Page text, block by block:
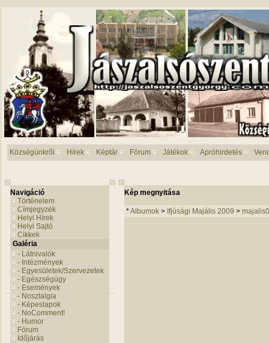
Községünkről Hírek Képtár Fórum Játékok Apróhirdetés
Navigáció
Történelem
Címjegyzék
Helyi Hírek
Helyi Sajtó
Cikkek
Galéria
- Látnivalók
- Intézmények
- Egyesületek/Szervezetek
- Egészségügy
- Események
- Nosztalgia
- Képeslapok
- NoComment!
- Humor
Fórum
Idõjárás
Kép megnyitása
*Albumok > Ifjúsági Majális 2009 >